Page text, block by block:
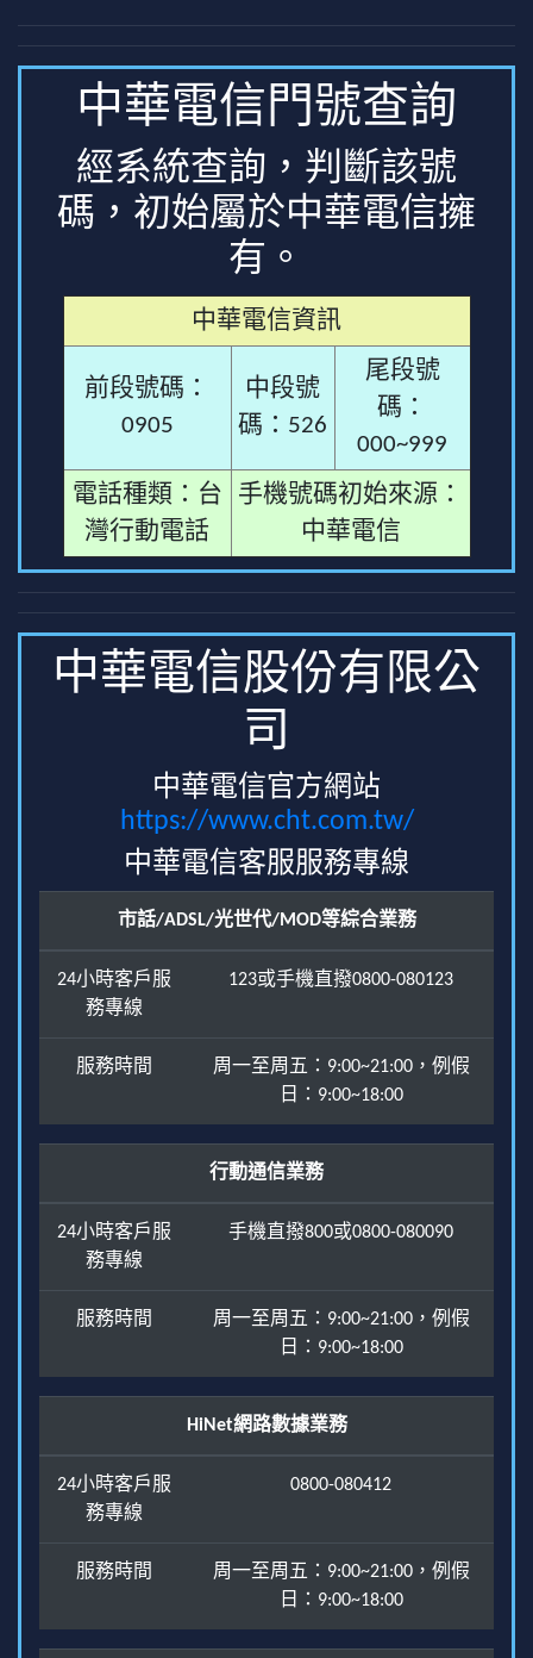
中華電信門號查詢
經系統查詢，判斷該號
碼，初始屬於中華電信擁
有。
中華電信資訊
前段號碼：
0905
中段號
碼：526
尾段號
碼：
000~999
電話種類：台
灣行動電話
手機號碼初始來源：
中華電信
中華電信股份有限公
司
中華電信官方網站
https://www.cht.com.tw/
中華電信客服服務專線
市話/ADSL/光世代/MOD等綜合業務
24小時客戶服
務專線
123或手機直撥0800-080123
服務時間
周一至周五：9:00~21:00，例假
日：9:00~18:00
行動通信業務
24小時客戶服
務專線
手機直撥800或0800-080090
服務時間
周一至周五：9:00~21:00，例假
日：9:00~18:00
HiNet網路數據業務
24小時客戶服
務專線
0800-080412
服務時間
周一至周五：9:00~21:00，例假
日：9:00~18:00